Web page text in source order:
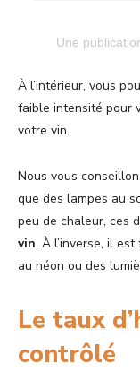
Une
À l’intérieur, vous
faible intensité pour
votre vin.
Nous vous
que des lampes au
peu de chaleur, ces
vin. À l’inverse, il
au néon ou des
Le taux
contrôlé